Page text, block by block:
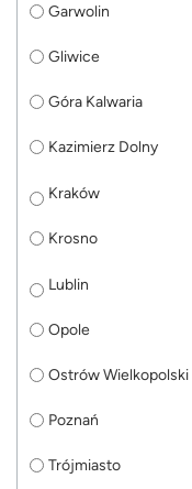
Garwolin
Gliwice
Góra Kalwaria
Kazimierz Dolny
Kraków
Krosno
Lublin
Opole
Ostrów Wielkopolski
Poznań
Trójmiasto